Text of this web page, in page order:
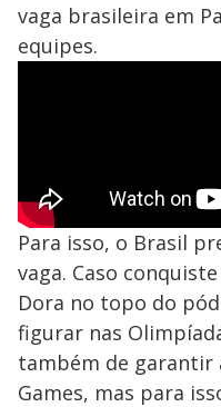
vaga brasileira em
equipes.
Para isso, o Brasil
vaga. Caso
Dora no topo do
figurar nas
também de garantir
Games, mas para